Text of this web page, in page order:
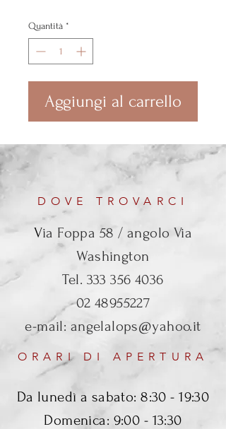
Quantità *
Aggiungi al carrello
DOVE TROVARCI
Via Foppa 58 / angolo Via
Washington
Tel. 333 356 4036
02 48955227
e-mail: angelalops@yahoo.it
ORARI DI APERTURA
Da lunedì a sabato: 8:30 - 19:30
Domenica: 9:00 - 13:30